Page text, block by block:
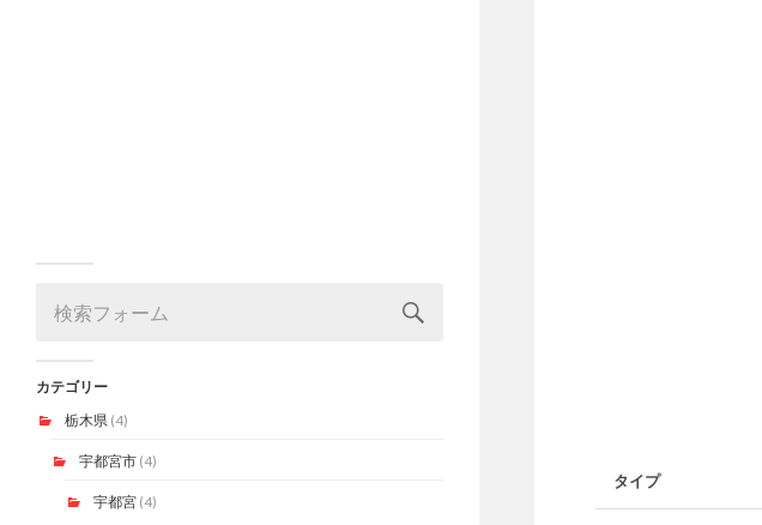
カテゴリー
栃木県 (4)
宇都宮市(4)
宇都宮(4)
タイプ